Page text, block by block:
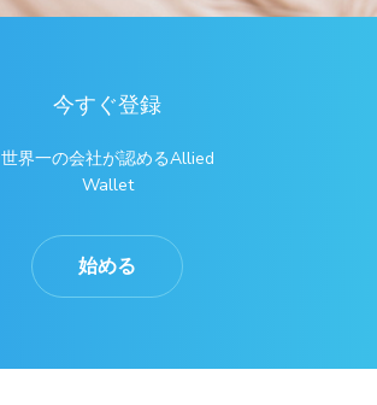
今すぐ登録
世界一の会社が認めるAllied
Wallet
始める